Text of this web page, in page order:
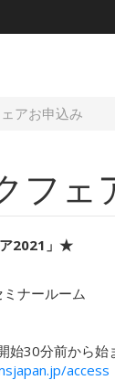
アお申込み
フェ
2021」★
ナールーム
始30分前から始
access